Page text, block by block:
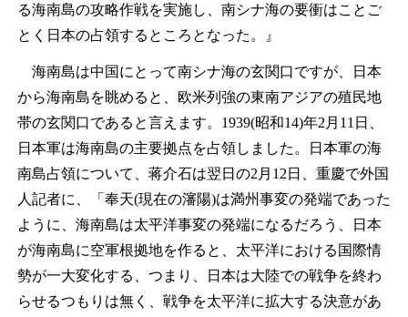
る海南島の攻略作戦を実施し、南シナ海の要衝はことご
とく日本の占領するところとなった。』
海南島は中国にとって南シナ海の玄関口ですが、日本
から海南島を眺めると、欧米列強の東南アジアの殖民地
帯の玄関口であると言えます。1939(昭和14)年2月11日、
日本軍は海南島の主要拠点を占領しました。日本軍の海
南島占領について、蒋介石は翌日の2月12日、重慶で外国
人記者に、「奉天(現在の瀋陽)は満州事変の発端であった
ように、海南島は太平洋事変の発端になるだろう、日本
が海南島に空軍根拠地を作ると、太平洋における国際情
勢が一大変化する、つまり、日本は大陸での戦争を終わ
らせるつもりは無く、戦争を太平洋に拡大する決意があ